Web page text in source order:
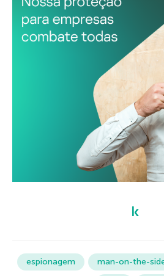
espionagem man-on-the-